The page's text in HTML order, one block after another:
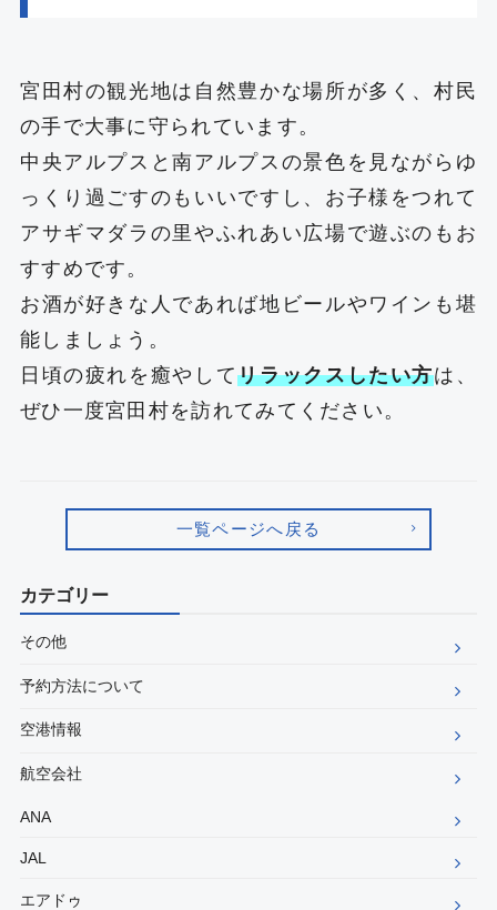
宮田村の観光地は自然豊かな場所が多く、村民
の手で大事に守られています。
中央アルプスと南アルプスの景色を見ながらゆ
っくり過ごすのもいいですし、お子様をつれて
アサギマダラの里やふれあい広場で遊ぶのもお
すすめです。
お酒が好きな人であれば地ビールやワインも堪
能しましょう。
日頃の疲れを癒やしてリラックスしたい方は、
ぜひ一度宮田村を訪れてみてください。
一覧ページへ戻る
カテゴリー
その他
予約方法について
空港情報
航空会社
ANA
JAL
エアドゥ